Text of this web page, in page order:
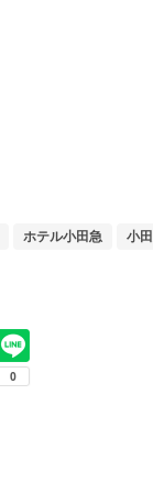
ホテル小田急 小